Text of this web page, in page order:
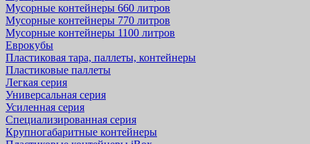
Мусорные контейнеры 660 литров
Мусорные контейнеры 770 литров
Мусорные контейнеры 1100 литров
Еврокубы
Пластиковая тара, паллеты, контейнеры
Пластиковые паллеты
Легкая серия
Универсальная серия
Усиленная серия
Специализированная серия
Крупногабаритные контейнеры